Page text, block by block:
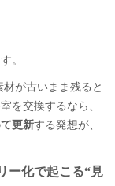
。
が古いまま残ると
を交換するなら、
更新する発想が、
ー化で起こる“見